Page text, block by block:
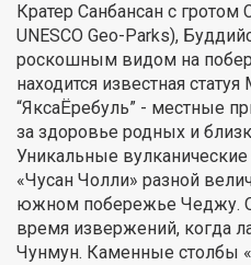
Кратер Санбансан с гротом
UNESCO Geo-Parks),
роскошным видом на
находится известная
“ЯксаЁребуль” - местные
за здоровье родных и
Уникальные
«Чусан Чолли» разной
южном побережье Чеджу.
время извержений, когда
Чунмун. Каменные столбы